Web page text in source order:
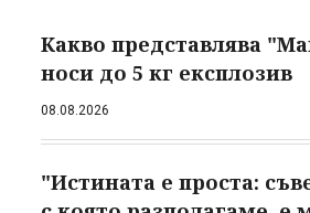
Какво представлява
носи до 5 кг експлозив
08.08.2026
"Истината е проста: